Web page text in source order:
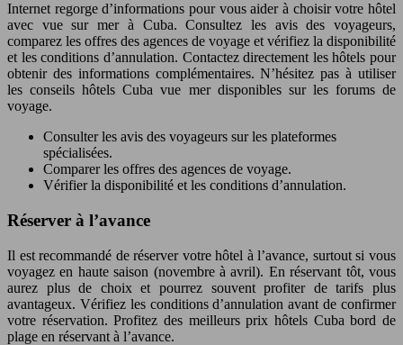
Internet regorge d’informations pour vous aider à choisir votre hôtel
avec vue sur mer à Cuba. Consultez les avis des voyageurs,
comparez les offres des agences de voyage et vérifiez la disponibilité
et les conditions d’annulation. Contactez directement les hôtels pour
obtenir des informations complémentaires. N’hésitez pas à utiliser
les conseils hôtels Cuba vue mer disponibles sur les forums de
voyage.
Consulter les avis des voyageurs sur les plateformes
spécialisées.
Comparer les offres des agences de voyage.
Vérifier la disponibilité et les conditions d’annulation.
Réserver à l’avance
Il est recommandé de réserver votre hôtel à l’avance, surtout si vous
voyagez en haute saison (novembre à avril). En réservant tôt, vous
aurez plus de choix et pourrez souvent profiter de tarifs plus
avantageux. Vérifiez les conditions d’annulation avant de confirmer
votre réservation. Profitez des meilleurs prix hôtels Cuba bord de
plage en réservant à l’avance.